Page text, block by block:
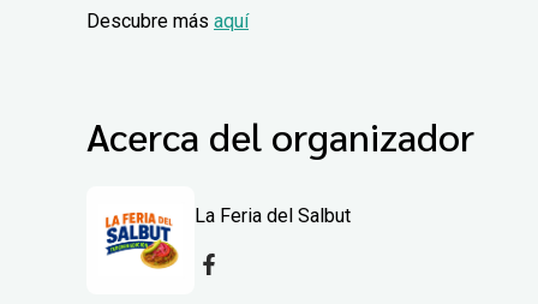
Descubre más aquí
Acerca del organizador
La Feria del Salbut